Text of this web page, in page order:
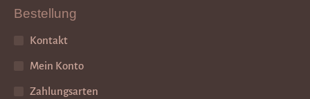
opens
in
window
opens
in
window
Bestellung
Kontakt
Mein Konto
Zahlungsarten